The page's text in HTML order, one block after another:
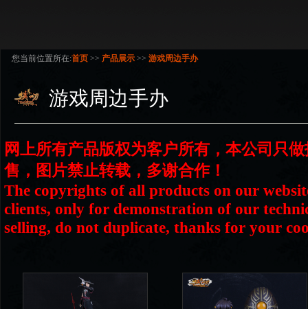
您当前位置所在:首页 >> 产品展示 >> 游戏周边手办
游戏周边手办
网上所有产品版权为客户所有，本公司只
售，图片禁止转载，多谢合作！
The copyrights of all products on our
clients, only for demonstration of our
selling, do not duplicate, thanks for your